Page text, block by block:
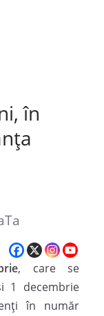
în
, care se
1 decembrie
în număr